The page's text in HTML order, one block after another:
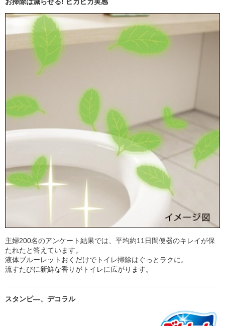
主婦200名のアンケート結果では、平均約11日間便器のキレイが保
たれたと答えています。
液体ブルーレットおくだけでトイレ掃除はぐっとラクに。
流すたびに新鮮な香りがトイレに広がります。
スタンピ―、デコラル